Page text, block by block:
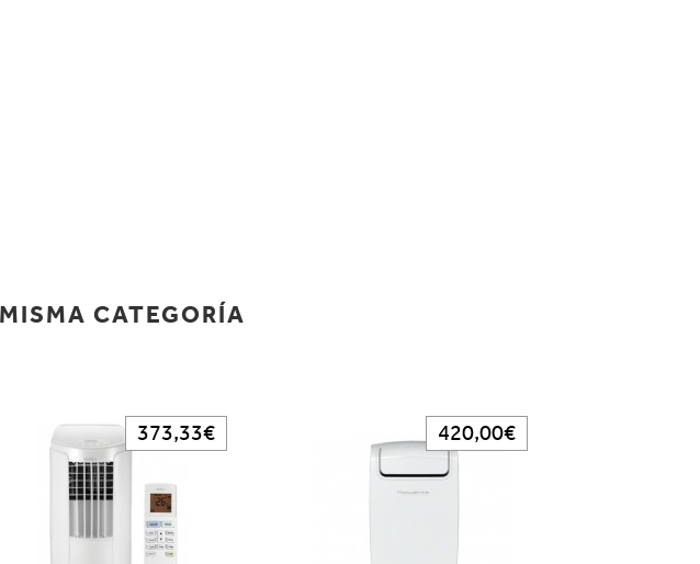
CATEGORÍA
373,33€ 420,00€